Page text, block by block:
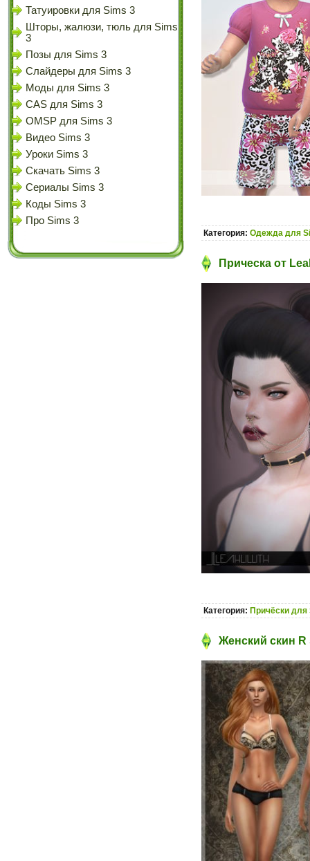
Татуировки для Sims 3
Шторы, жалюзи, тюль для Sims
3
Позы для Sims 3
Слайдеры для Sims 3
Моды для Sims 3
CAS для Sims 3
OMSP для Sims 3
Видео Sims 3
Уроки Sims 3
Скачать Sims 3
Сериалы Sims 3
Коды Sims 3
Про Sims 3
Категория: Одежда для
Прическа от
Категория: Причёски для
Женский скин R